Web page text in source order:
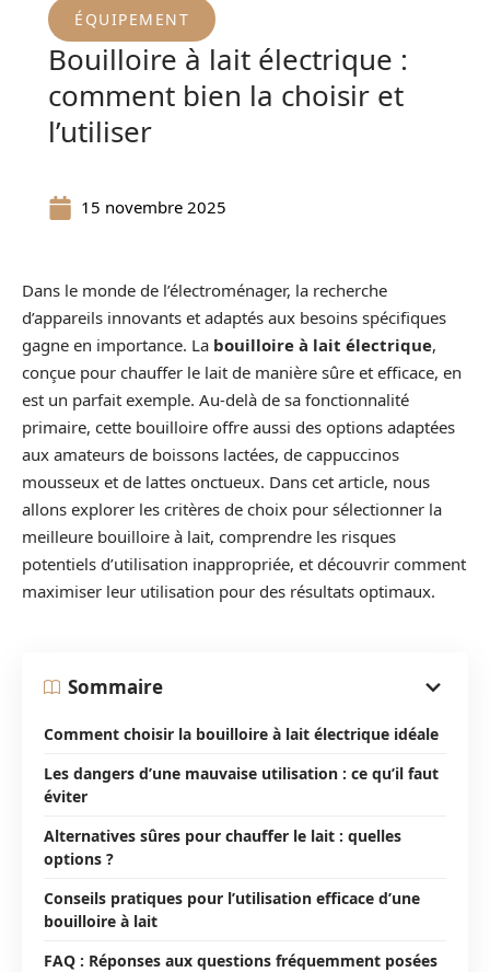
ÉQUIPEMENT
Bouilloire à lait électrique :
comment bien la choisir et
l’utiliser
15 novembre 2025
Dans le monde de l’électroménager, la recherche
d’appareils innovants et adaptés aux besoins spécifiques
gagne en importance. La bouilloire à lait électrique,
conçue pour chauffer le lait de manière sûre et efficace, en
est un parfait exemple. Au-delà de sa fonctionnalité
primaire, cette bouilloire offre aussi des options adaptées
aux amateurs de boissons lactées, de cappuccinos
mousseux et de lattes onctueux. Dans cet article, nous
allons explorer les critères de choix pour sélectionner la
meilleure bouilloire à lait, comprendre les risques
potentiels d’utilisation inappropriée, et découvrir comment
maximiser leur utilisation pour des résultats optimaux.
Sommaire
Comment choisir la bouilloire à lait électrique idéale
Les dangers d’une mauvaise utilisation : ce qu’il faut
éviter
Alternatives sûres pour chauffer le lait : quelles
options ?
Conseils pratiques pour l’utilisation efficace d’une
bouilloire à lait
FAQ : Réponses aux questions fréquemment posées